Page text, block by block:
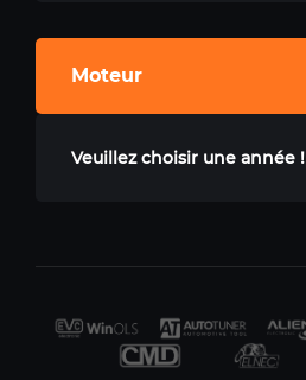
Moteur
Veuillez choisir une année !